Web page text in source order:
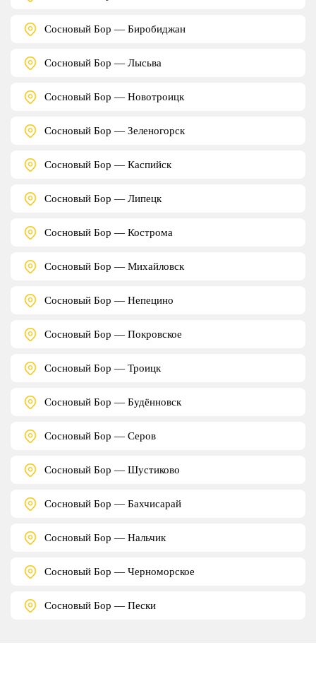
Сосновый Бор — Биробиджан
Сосновый Бор — Лысьва
Сосновый Бор — Новотроицк
Сосновый Бор — Зеленогорск
Сосновый Бор — Каспийск
Сосновый Бор — Липецк
Сосновый Бор — Кострома
Сосновый Бор — Михайловск
Сосновый Бор — Непецино
Сосновый Бор — Покровское
Сосновый Бор — Троицк
Сосновый Бор — Будённовск
Сосновый Бор — Серов
Сосновый Бор — Шустиково
Сосновый Бор — Бахчисарай
Сосновый Бор — Нальчик
Сосновый Бор — Черноморское
Сосновый Бор — Пески